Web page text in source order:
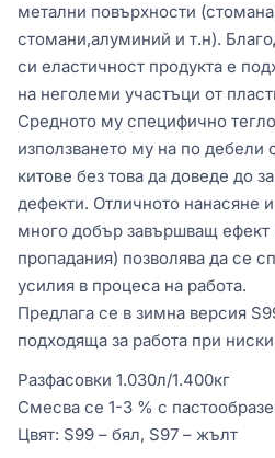
метални повърхности
стомани,алуминий и т.н).
си еластичност продукта е
на неголеми участъци от
Средното му специфично
използването му на по дебели
китове без това да доведе до
дефекти. Отличното нанасяне
много добър завършващ ефект
пропадания) позволява да се
усилия в процеса на работа.
Предлага се в зимна версия
подходяща за работа при
Разфасовки 1.030л/1.400кг
Смесва се 1-3 % с
Цвят: S99 – бял, S97 – жълт